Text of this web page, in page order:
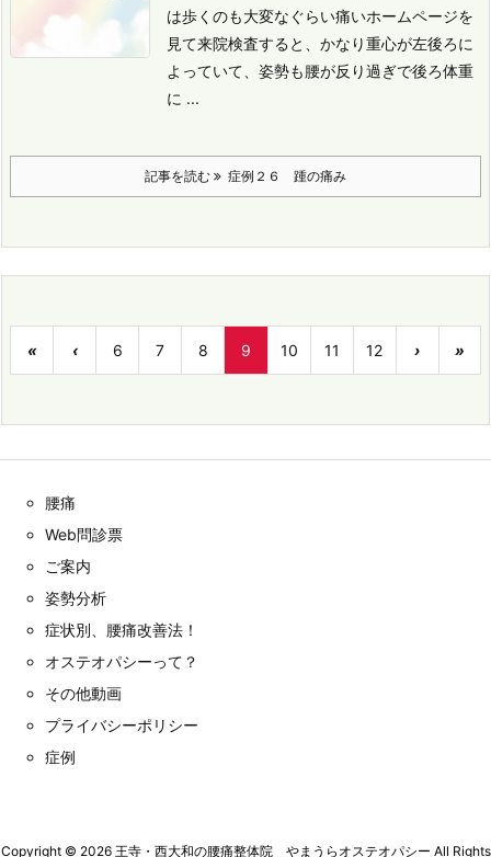
は歩くのも大変なぐらい痛いホームページを
見て来院検査すると、かなり重心が左後ろに
よっていて、姿勢も腰が反り過ぎで後ろ体重
に ...
記事を読む 症例２６ 踵の痛み
« ‹ 6 7 8 9 10 11 12 › »
腰痛
Web問診票
ご案内
姿勢分析
症状別、腰痛改善法！
オステオパシーって？
その他動画
プライバシーポリシー
症例
Copyright © 2026 王寺・西大和の腰痛整体院 やまうらオステオパシー All Rights